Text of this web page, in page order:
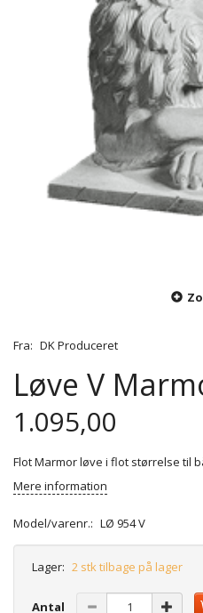
Fra: DK Produceret
Løve V
1.095,00
Flot Marmor løve i flot størrelse til
Mere information
Model/varenr.: LØ 954 V
Lager: 2 stk tilbage på lager
Antal